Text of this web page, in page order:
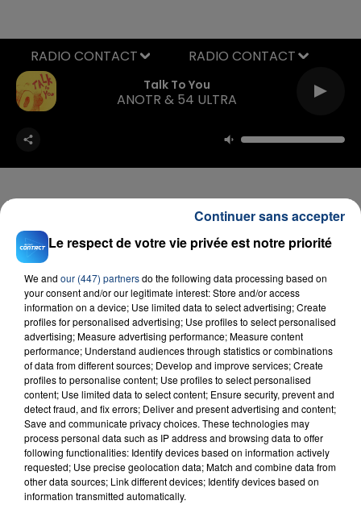
Talk To You
ANOTR & 54 ULTRA
RADIO CONTACT
FIL D'ACTU
23 juillet 2026
INCENDIE MORTEL À LENS : UNE FEMME ET
SON BÉBÉ ENTRE LA VIE ET LA...
Un homme s'est immolé par le feu après avoir
aspergé sa compagne et leur bébé de trois mois
d'un liquide inflammable.
Le respect de votre vie privée est notre priorité
We and our (447) partnersdo the following data processing based on
your consent and/or our legitimate interest: Store and/or access
information on a device; Use limited data to select advertising; Create
profiles for personalised advertising; Use profiles to select personalised
advertising; Measure advertising performance; Measure content
performance; Understand audiences through statistics or combinations
of data from different sources; Develop and improve services; Create
profiles to personalise content; Use profiles to select personalised
content; Use limited data to select content; Ensure security, prevent and
detect fraud, and fix errors; Deliver and present advertising and content;
Save and communicate privacy choices. These technologies may
process personal data such as IP address and browsing data to offer
following functionalities: Identify devices based on information actively
requested; Use precise geolocation data; Match and combine data from
other data sources; Link different devices; Identify devices based on
information transmitted automatically.
Continuer sans accepter